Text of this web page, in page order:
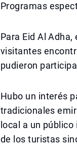
Programas
Para Eid Al
visitantes
pudieron
Hubo un interés
tradicionales
local a un
de los turistas